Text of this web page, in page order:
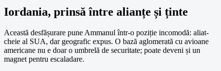
Iordania, prinsă între alianțe și ținte
Această desfășurare pune Ammanul într-o poziție incomodă: aliat-
cheie al SUA, dar geografic expus. O bază aglomerată cu avioane
americane nu e doar o umbrelă de securitate; poate deveni și un
magnet pentru escaladare.